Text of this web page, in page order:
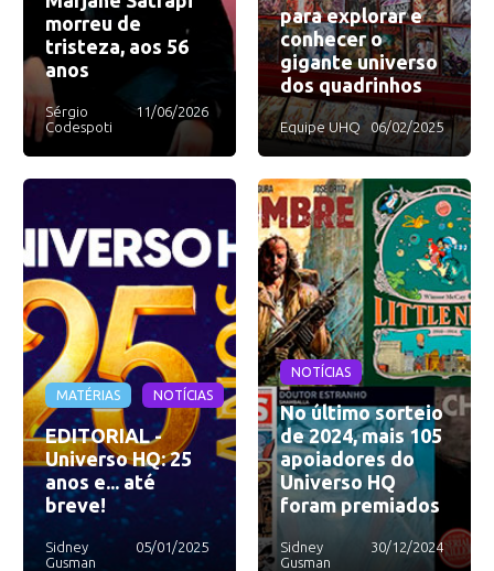
morreu de
tristeza, aos 56
anos
Sérgio
Codespoti
11/06/2026
para explorar e
conhecer o
gigante universo
dos quadrinhos
Equipe UHQ 06/02/2025
MATÉRIAS NOTÍCIAS
EDITORIAL -
Universo HQ: 25
anos e... até
breve!
Sidney
Gusman
05/01/2025
NOTÍCIAS
No último sorteio
de 2024, mais 105
apoiadores do
Universo HQ
foram premiados
Sidney
Gusman
30/12/2024